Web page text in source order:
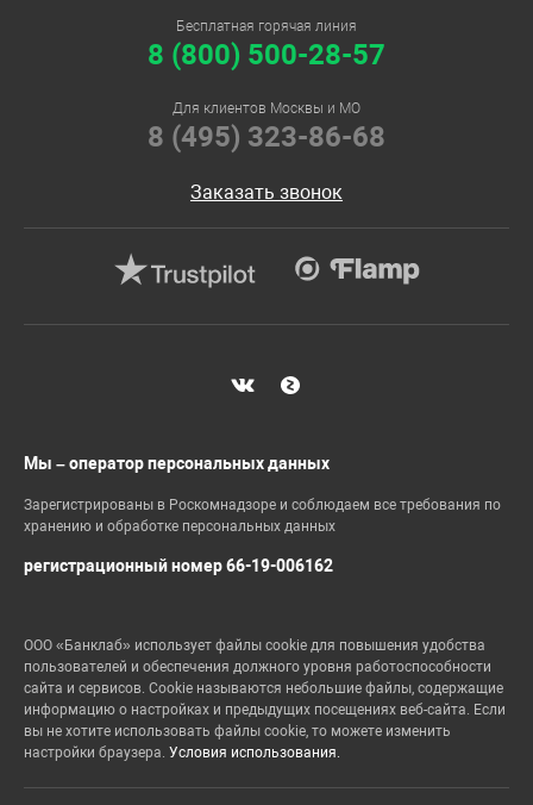
Бесплатная горячая линия
8 (800) 500-28-57
Для клиентов Москвы и МО
8 (495) 323-86-68
Заказать звонок
Мы – оператор персональных данных
Зарегистрированы в Роскомнадзоре и соблюдаем все требования по
хранению и обработке персональных данных
регистрационный номер 66-19-006162
ООО «Банклаб» использует файлы cookie для повышения удобства
пользователей и обеспечения должного уровня работоспособности
сайта и сервисов. Cookie называются небольшие файлы, содержащие
информацию о настройках и предыдущих посещениях веб-сайта. Если
вы не хотите использовать файлы cookie, то можете изменить
настройки браузера. Условия использования.